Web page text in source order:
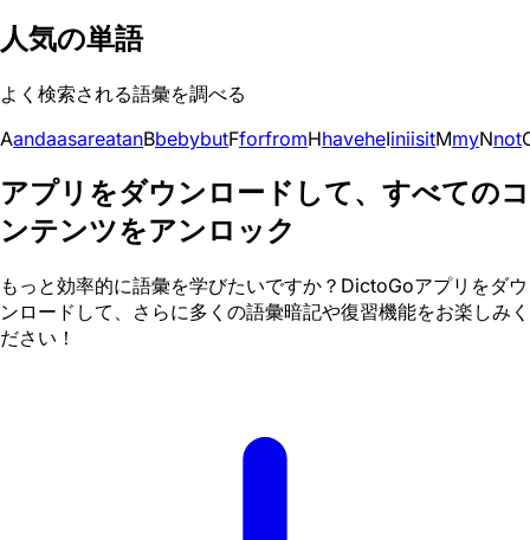
人気の単語
よく検索される語彙を調べる
AandaasareatanBbebybutFforfromHhaveheIiniisitMmyNnot
アプリをダウンロードして、すべてのコ
ンテンツをアンロック
もっと効率的に語彙を学びたいですか？DictoGoアプリをダウ
ンロードして、さらに多くの語彙暗記や復習機能をお楽しみく
ださい！